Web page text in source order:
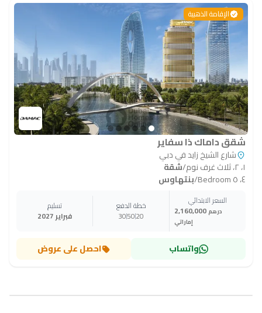
الإقامة الذهبية
شقق داماك ذا سفاير
شارع الشيخ زايد في دبي
١، ٢، ثلاث غرف نوم
/شقة
٤، ٥ Bedroom
/بنتهاوس
السعر الابتدائي
2,160,000 درهم
إماراتي
خطة الدفع
20
50
30
تسليم
فبراير 2027
واتساب احصل على عروض